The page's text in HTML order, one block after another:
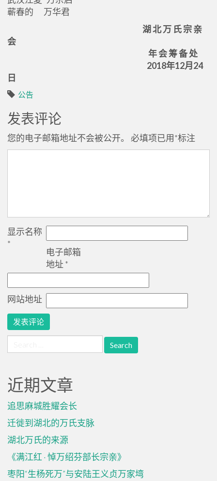
蕲春的 万华君
湖 北 万 氏 宗 亲
会
年 会 筹 备 处
2018年12月24
日
公告
发表评论
您的电子邮箱地址不会被公开。 必填项已用*标注
显示名称
*
电子邮箱
地址 *
网站地址
for:
近期文章
追思麻城胜耀会长
迁徙到湖北的万氏支脉
湖北万氏的来源
《满江红 · 悼万绍芬部长宗亲》
枣阳“生杨死万”与安陆王义贞万家塆